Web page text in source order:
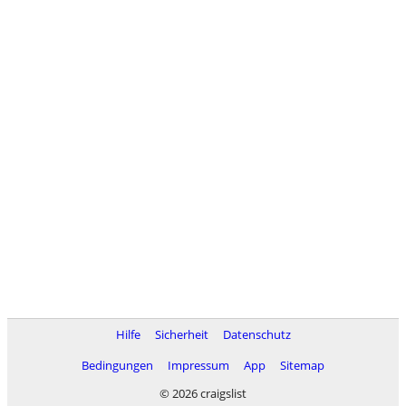
Hilfe Sicherheit
Datenschutz
Bedingungen
Impressum App
Sitemap
© 2026 craigslist